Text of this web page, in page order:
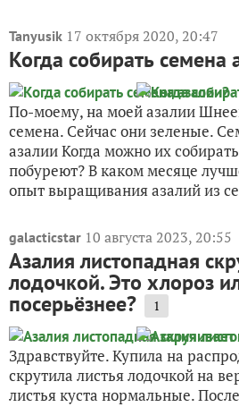
Tanyusik 17 октября 2020, 20:47
Когда собирать семена
По-моему, на моей азалии
семена. Сейчас они зеленые.
азалии Когда можно их
побуреют? В каком месяце
опыт выращивания азалий из
galacticstar 10 августа 2023, 20:55
Азалия листопадная
лодочкой. Это хлороз
посерьёзнее? 1
Здравствуйте. Купила на
скрутила листья лодочкой на
листья куста нормальные.